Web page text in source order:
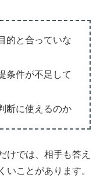
的と合っていな
条件が不足して
断に使えるのか
けでは、相手も答え
いことがあります。